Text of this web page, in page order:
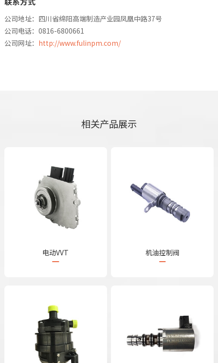
公司地址：四川省绵阳高端制造产业园凤凰中路37号
公司电话：0816-6800661
公司网址： http://www.fulinpm.com/
相关产品展示
电动VVT 机油控制阀